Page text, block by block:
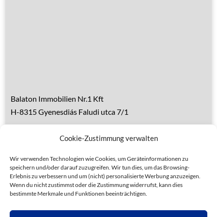
Cookie-Zustimmung verwalten
Wir verwenden Technologien wie Cookies, um Geräteinformationen zu
speichern und/oder darauf zuzugreifen. Wir tun dies, um das Browsing-
Erlebnis zu verbessern und um (nicht) personalisierte Werbung anzuzeigen.
Wenn du nicht zustimmst oder die Zustimmung widerrufst, kann dies
bestimmte Merkmale und Funktionen beeinträchtigen.
Balaton Immobilien Nr.1 Kft
H-8315 Gyenesdiás Faludi utca 7/1
Handy 1: 0036 30 153 7382 (deutsch)
Handy 2: 0036 20 935 6160 (ungarisch)